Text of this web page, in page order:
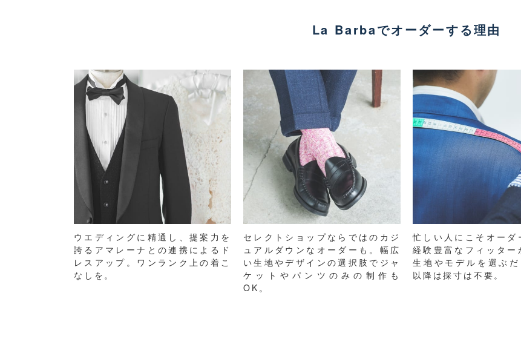
La Barbaでオーダーする理由
ウエディングに精通し、提案力を
誇るアマレーナとの連携によるド
レスアップ。ワンランク上の着こ
なしを。
セレクトショップならではのカジ
ュアルダウンなオーダーも。幅広
い生地やデザインの選択肢でジャ
ケットやパンツのみの制作も
OK。
忙しい人にこそオーダ
経験豊富なフィッター
生地やモデルを選ぶ
以降は採寸は不要。